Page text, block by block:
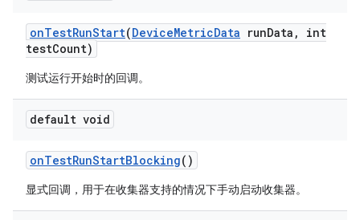
onTestRunStart(DeviceMetricData runData ,
int
testCount)
测试运行开始时的回调。
default void
onTestRunStartBlocking()
显式回调，用于在收集器支持的情况下手动启动收集器。